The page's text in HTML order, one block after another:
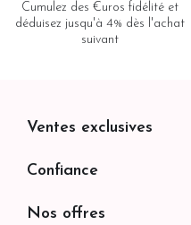
Cumulez des €uros fidélité et
déduisez jusqu'à 4% dès l'achat
suivant
Ventes exclusives
Confiance
Nos offres